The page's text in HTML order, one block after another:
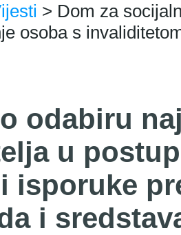
> Dom za
osoba s
odabiru
u
isporuke
i